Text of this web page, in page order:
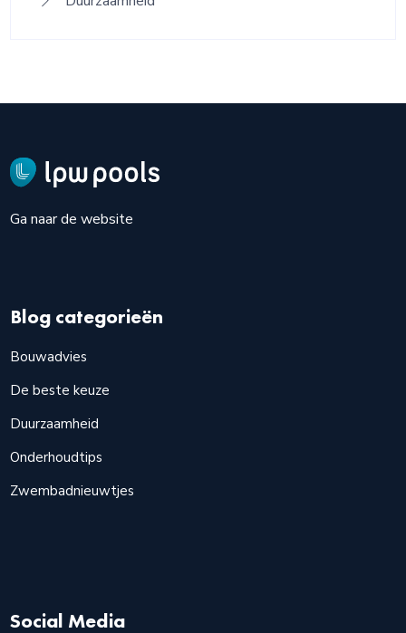
Ga naar de website
Blog categorieën
Bouwadvies
De beste keuze
Duurzaamheid
Onderhoudtips
Zwembadnieuwtjes
Social Media